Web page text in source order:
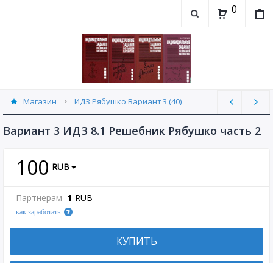
0
Магазин ИДЗ Рябушко Вариант 3 (40)
Вариант 3 ИДЗ 8.1 Решебник Рябушко часть 2
100 RUB
Партнерам 1 RUB
как заработать
КУПИТЬ